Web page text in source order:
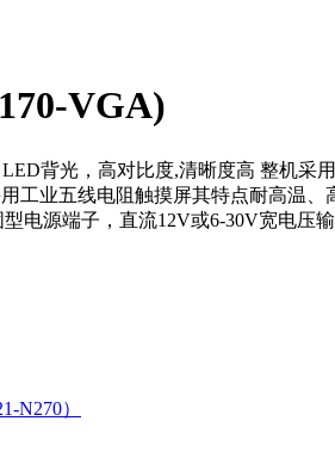
VGA)
背光，高对比度,清晰度高 整机
工业五线电阻触摸屏其特点耐高温
电源端子，直流12V或6-30V宽电
N270）